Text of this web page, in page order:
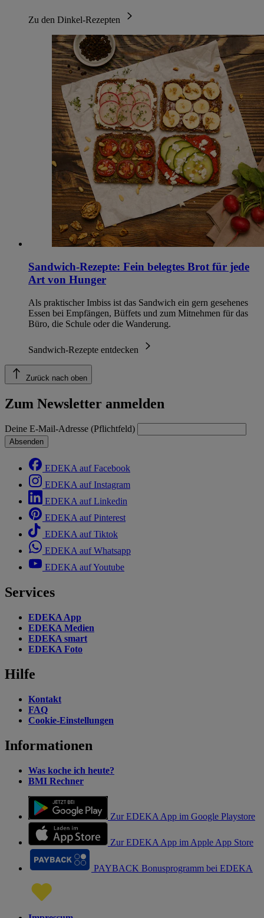
Zu den Dinkel-Rezepten
Sandwich-Rezepte: Fein belegtes Brot für jede
Art von Hunger
Als praktischer Imbiss ist das Sandwich ein gern gesehenes
Essen bei Empfängen, Büffets und zum Mitnehmen für das
Büro, die Schule oder die Wanderung.
Sandwich-Rezepte entdecken
Zurück nach oben
Zum Newsletter anmelden
Deine E-Mail-Adresse (Pflichtfeld)
Absenden
EDEKA auf Facebook
EDEKA auf Instagram
EDEKA auf Linkedin
EDEKA auf Pinterest
EDEKA auf Tiktok
EDEKA auf Whatsapp
EDEKA auf Youtube
Services
EDEKA App
EDEKA Medien
EDEKA smart
EDEKA Foto
Hilfe
Kontakt
FAQ
Cookie-Einstellungen
Informationen
Was koche ich heute?
BMI Rechner
Zur EDEKA App im Google Playstore
Zur EDEKA App im Apple App Store
PAYBACK Bonusprogramm bei EDEKA